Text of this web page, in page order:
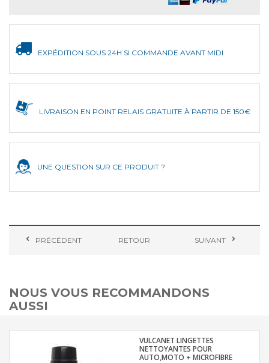
EXPÉDITION SOUS 24H SI COMMANDE AVANT MIDI
LIVRAISON EN POINT RELAIS GRATUITE À PARTIR DE 150€
UNE QUESTION SUR CE PRODUIT ?
PRÉCÉDENT RETOUR SUIVANT
NOUS VOUS RECOMMANDONS
AUSSI
VULCANET LINGETTES
NETTOYANTES POUR
AUTO,MOTO + MICROFIBRE